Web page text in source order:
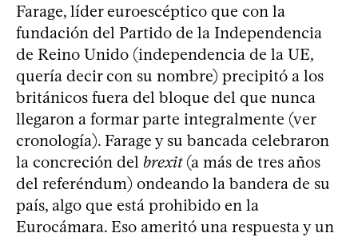
Farage, líder euroescéptico que con la
fundación del Partido de la Independencia
de Reino Unido (independencia de la UE,
quería decir con su nombre) precipitó a los
británicos fuera del bloque del que nunca
llegaron a formar parte integralmente (ver
cronología). Farage y su bancada celebraron
la concreción del brexit(a más de tres años
del referéndum) ondeando la bandera de su
país, algo que está prohibido en la
Eurocámara. Eso ameritó una respuesta y un